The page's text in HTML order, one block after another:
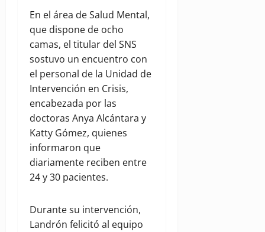
En el área de Salud Mental,
que dispone de ocho
camas, el titular del SNS
sostuvo un encuentro con
el personal de la Unidad de
Intervención en Crisis,
encabezada por las
doctoras Anya Alcántara y
Katty Gómez, quienes
informaron que
diariamente reciben entre
24 y 30 pacientes.
Durante su intervención,
Landrón felicitó al equipo